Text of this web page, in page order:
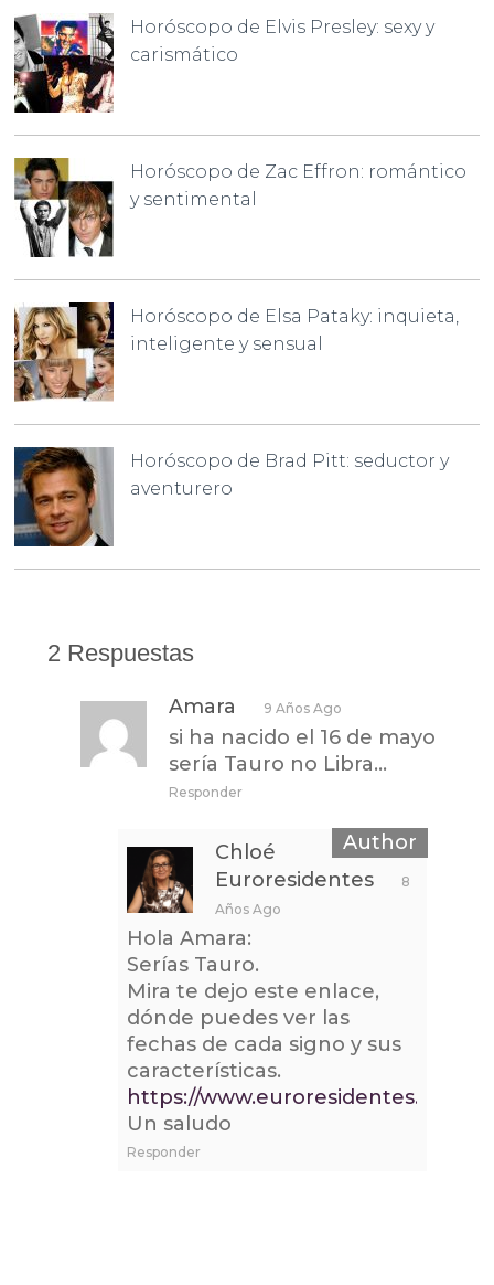
Horóscopo de Elvis Presley: sexy y
carismático
Horóscopo de Zac Effron: romántico
y sentimental
Horóscopo de Elsa Pataky: inquieta,
inteligente y sensual
Horóscopo de Brad Pitt: seductor y
aventurero
2 Respuestas
Amara 9 Años Ago
si ha nacido el 16 de mayo
sería Tauro no Libra…
Responder
Chloé
Euroresidentes
8
Años Ago
Hola Amara:
Serías Tauro.
Mira te dejo este enlace,
dónde puedes ver las
fechas de cada signo y sus
características.
https://www.euroresidentes.com/
Un saludo
Responder